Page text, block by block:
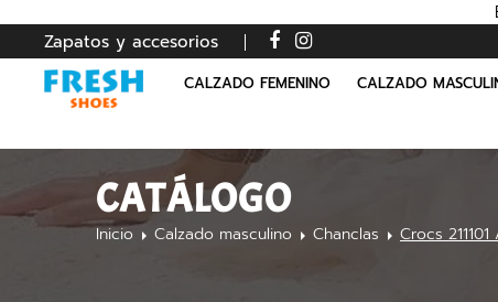
Zapatos y accesorios
CALZADO FEMENINO CALZADO
CATÁLOGO
Inicio Calzado masculino Chanclas Crocs 211101